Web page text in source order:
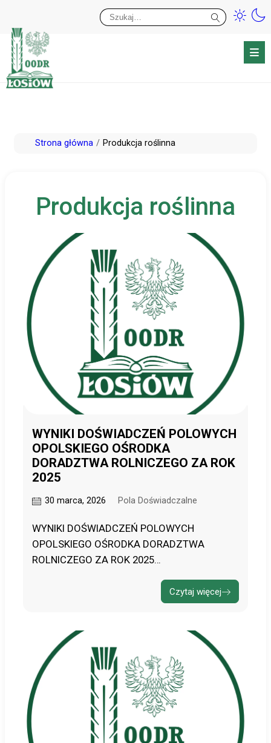
PrzejdźStrona główna Produkcja roślinna
Produkcja roślinna
WYNIKI DOŚWIADCZEŃ POLOWYCH
OPOLSKIEGO OŚRODKA
DORADZTWA ROLNICZEGO ZA ROK
2025
30 marca, 2026 Pola Doświadczalne
WYNIKI DOŚWIADCZEŃ POLOWYCH
OPOLSKIEGO OŚRODKA DORADZTWA
ROLNICZEGO ZA ROK 2025…
Czytaj więcej